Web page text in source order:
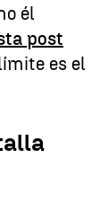
él
post
es el